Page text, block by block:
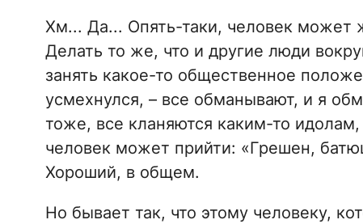
Хм... Да... Опять-таки, человек может
Делать то же, что и другие люди
занять какое-то общественное
усмехнулся, – все обманывают, и я
тоже, все кланяются каким-то
человек может прийти: «Грешен,
Хороший, в общем.
Но бывает так, что этому человеку,